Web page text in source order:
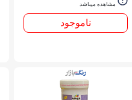
سي سي
مشاهده میباشد
ناموجود